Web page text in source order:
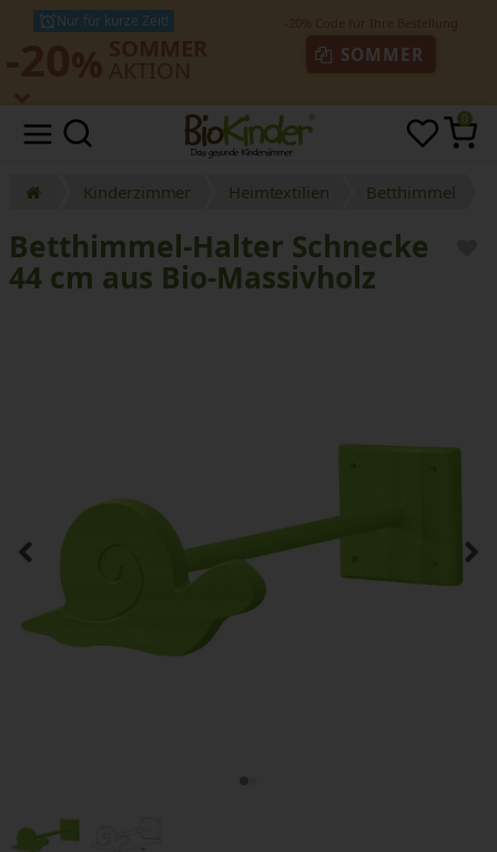
Nur für kurze Zeit!
SOMMER
0
Kinderzimmer Heimtextilien Betthimmel
Betthimmel-Halter Schnecke
44 cm aus Bio-Massivholz